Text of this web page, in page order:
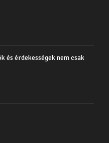
és érdekességek nem csak